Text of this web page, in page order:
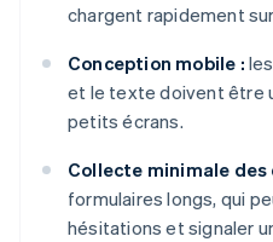
chargent rapidement
Conception mobile :
et le texte doivent être
petits écrans.
Collecte minimale des
formulaires longs, qui
hésitations et signaler